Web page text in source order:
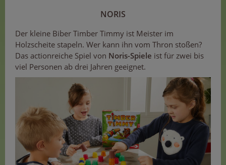
NORIS
Der kleine Biber Timber Timmy ist Meister im
Holzscheite stapeln. Wer kann ihn vom Thron stoßen?
Das actionreiche Spiel von Noris-Spiele ist für zwei bis
viel Personen ab drei Jahren geeignet.